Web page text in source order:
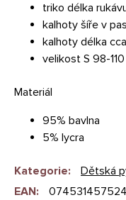
triko délka
kalhoty šíře v
kalhoty délka
velikost S 98-
Materiál
95% bavlna
5% lycra
Kategorie:
Dětská
EAN: